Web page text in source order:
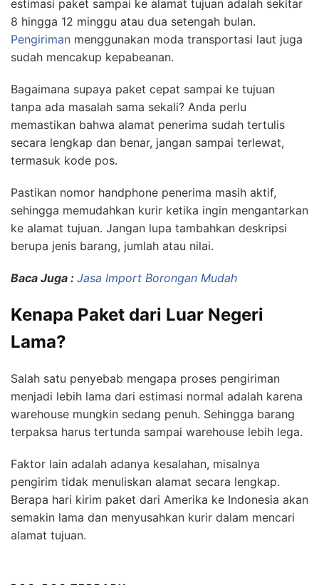
estimasi paket sampai ke alamat tujuan adalah sekitar
8 hingga 12 minggu atau dua setengah bulan.
Pengiriman menggunakan moda transportasi laut juga
sudah mencakup kepabeanan.
Bagaimana supaya paket cepat sampai ke tujuan
tanpa ada masalah sama sekali? Anda perlu
memastikan bahwa alamat penerima sudah tertulis
secara lengkap dan benar, jangan sampai terlewat,
termasuk kode pos.
Pastikan nomor handphone penerima masih aktif,
sehingga memudahkan kurir ketika ingin mengantarkan
ke alamat tujuan. Jangan lupa tambahkan deskripsi
berupa jenis barang, jumlah atau nilai.
Baca Juga : Jasa Import Borongan Mudah
Kenapa Paket dari Luar Negeri
Lama?
Salah satu penyebab mengapa proses pengiriman
menjadi lebih lama dari estimasi normal adalah karena
warehouse mungkin sedang penuh. Sehingga barang
terpaksa harus tertunda sampai warehouse lebih lega.
Faktor lain adalah adanya kesalahan, misalnya
pengirim tidak menuliskan alamat secara lengkap.
Berapa hari kirim paket dari Amerika ke Indonesia akan
semakin lama dan menyusahkan kurir dalam mencari
alamat tujuan.